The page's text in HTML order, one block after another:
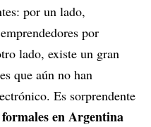
por un lado,
por
lado, existe un gran
que aún no han
Es sorprendente
en Argentina